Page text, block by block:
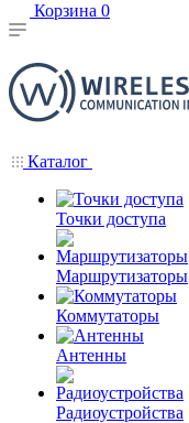
Корзина 0
Каталог
Точки доступа
Маршрутизаторы
Коммутаторы
Антенны
Радиоустройства